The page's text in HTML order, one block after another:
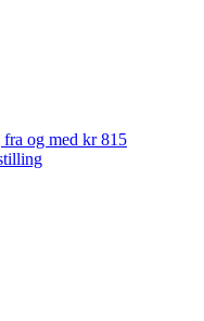
fra og med kr 815